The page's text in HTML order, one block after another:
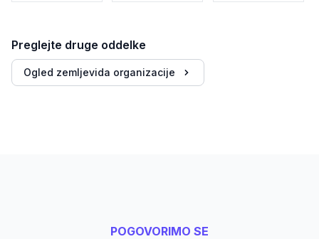
Preglejte druge oddelke
Ogled zemljevida organizacije
POGOVORIMO SE